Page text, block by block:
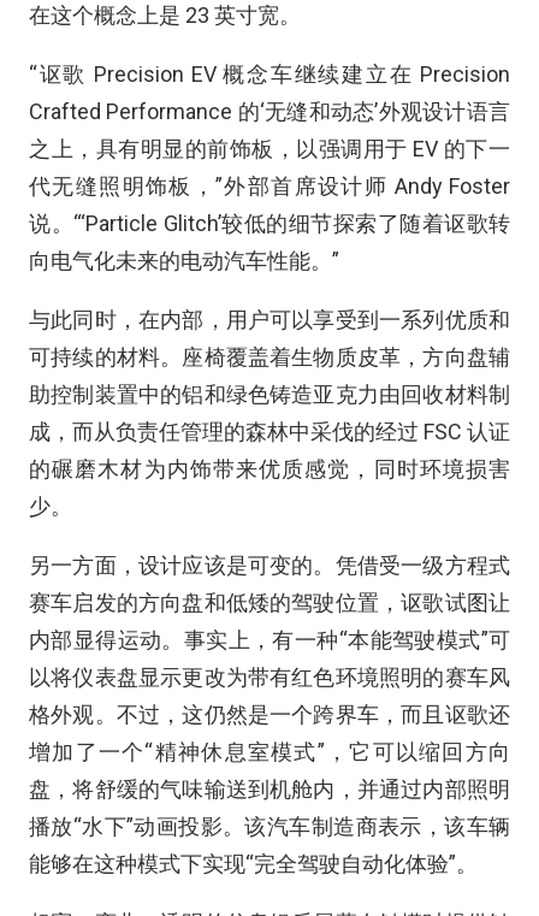
在这个概念上是 23 英寸宽。
“讴歌 Precision EV 概念车继续建立在 Precision
Crafted Performance 的‘无缝和动态’外观设计语言
之上，具有明显的前饰板，以强调用于 EV 的下一
代无缝照明饰板，”外部首席设计师 Andy Foster
说。“‘Particle Glitch’较低的细节探索了随着讴歌转
向电气化未来的电动汽车性能。”
与此同时，在内部，用户可以享受到一系列优质和
可持续的材料。座椅覆盖着生物质皮革，方向盘辅
助控制装置中的铝和绿色铸造亚克力由回收材料制
成，而从负责任管理的森林中采伐的经过 FSC 认证
的碾磨木材为内饰带来优质感觉，同时环境损害
少。
另一方面，设计应该是可变的。凭借受一级方程式
赛车启发的方向盘和低矮的驾驶位置，讴歌试图让
内部显得运动。事实上，有一种“本能驾驶模式”可
以将仪表盘显示更改为带有红色环境照明的赛车风
格外观。不过，这仍然是一个跨界车，而且讴歌还
增加了一个“精神休息室模式”，它可以缩回方向
盘，将舒缓的气味输送到机舱内，并通过内部照明
播放“水下”动画投影。该汽车制造商表示，该车辆
能够在这种模式下实现“完全驾驶自动化体验”。